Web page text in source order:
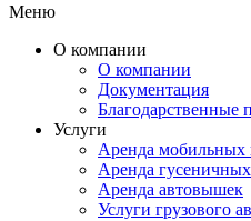
Меню
О компании
О компании
Документация
Благодарственные
Услуги
Аренда мобильных
Аренда
Аренда автовышек
Услуги грузового